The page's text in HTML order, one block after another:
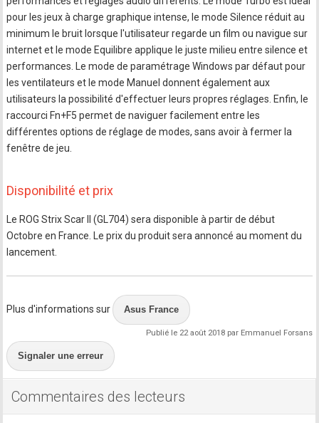
pour les jeux à charge graphique intense, le mode Silence réduit au
minimum le bruit lorsque l'utilisateur regarde un film ou navigue sur
internet et le mode Equilibre applique le juste milieu entre silence et
performances. Le mode de paramétrage Windows par défaut pour
les ventilateurs et le mode Manuel donnent également aux
utilisateurs la possibilité d'effectuer leurs propres réglages. Enfin, le
raccourci Fn+F5 permet de naviguer facilement entre les
différentes options de réglage de modes, sans avoir à fermer la
fenêtre de jeu.
Disponibilité et prix
Le ROG Strix Scar II (GL704) sera disponible à partir de début
Octobre en France. Le prix du produit sera annoncé au moment du
lancement.
Plus d'informations sur Asus France
Publié le 22 août 2018 par Emmanuel Forsans
Signaler une erreur
Commentaires des lecteurs